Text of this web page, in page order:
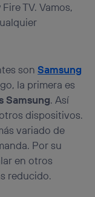
TV. Vamos,
sonSamsung
la primera es
Samsung. Así
dispositivos.
variado de
Por su
en otros
reducido.